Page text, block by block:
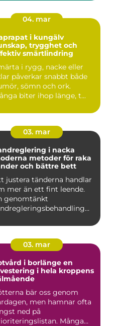
04. mar
i kungälv
trygghet och
smärtlindring
i rygg, nacke eller
påverkar snabbt både
sömn och ork.
biter ihop länge, t...
03. mar
i nacka
metoder för raka
och bättre bett
justera tänderna handlar
mer än ett fint leende.
genomtänkt
03. mar
i borlänge en
i hela kroppens
bär oss genom
men hamnar ofta
ned på
Många